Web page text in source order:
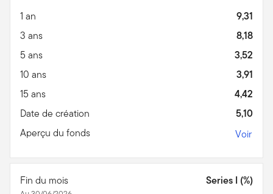
1 an
9,31
3 ans
8,18
5 ans
3,52
10 ans
3,91
15 ans
4,42
Date de création
5,10
Aperçu du fonds
Voir
Fin du mois Series I (%)